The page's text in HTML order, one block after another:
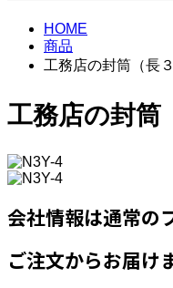
HOME
商品
工務店の封筒（長３
工務店の封筒
会社情報は通常の
ご注文からお届け